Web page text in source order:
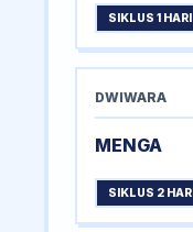
SIKLUS 1 HARI
DWIWARA
MENGA
SIKLUS 2 HARI